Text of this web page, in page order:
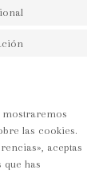
mostraremos
las cookies.
aceptas
que has